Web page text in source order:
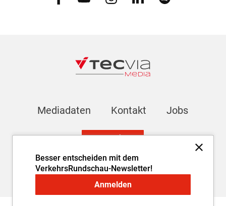
Besser entscheiden mit dem
VerkehrsRundschau-Newsletter!
Anmelden
Mediadaten Kontakt Jobs
Newsletter
Impressum AGB Datenschutz Cookie-Einstellungen